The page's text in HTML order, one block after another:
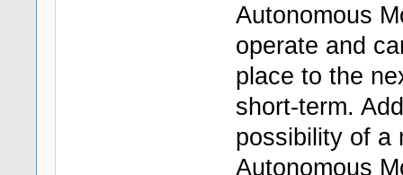
Autonomous
operate and
place to the
short-term.
possibility of a
Autonomous